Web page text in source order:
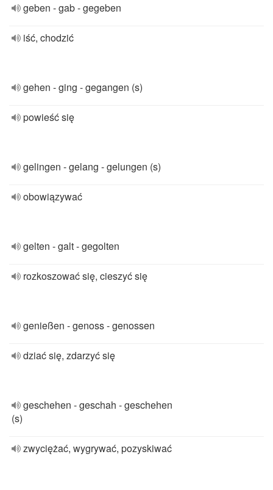
geben - gab - gegeben
iść, chodzić
gehen - ging - gegangen (s)
powieść się
gelingen - gelang - gelungen (s)
obowiązywać
gelten - galt - gegolten
rozkoszować się, cieszyć się
genießen - genoss - genossen
dziać się, zdarzyć się
geschehen - geschah - geschehen
(s)
zwyciężać, wygrywać, pozyskiwać